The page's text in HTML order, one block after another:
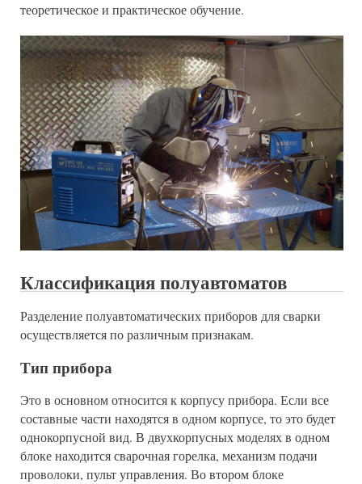
теоретическое и практическое обучение.
Классификация полуавтоматов
Разделение полуавтоматических приборов для сварки
осуществляется по различным признакам.
Тип прибора
Это в основном относится к корпусу прибора. Если все
составные части находятся в одном корпусе, то это будет
однокорпусной вид. В двухкорпусных моделях в одном
блоке находится сварочная горелка, механизм подачи
проволоки, пульт управления. Во втором блоке